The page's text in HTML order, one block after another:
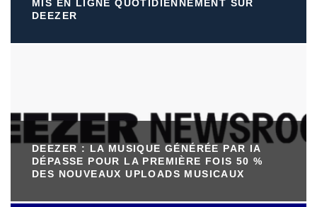
MIS EN LIGNE QUOTIDIENNEMENT SUR
DEEZER
DEEZER : LA MUSIQUE GÉNÉRÉE PAR IA
DÉPASSE POUR LA PREMIÈRE FOIS 50 %
DES NOUVEAUX UPLOADS MUSICAUX